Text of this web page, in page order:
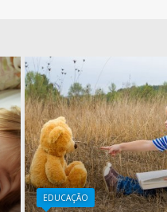
EDUCAÇÃO